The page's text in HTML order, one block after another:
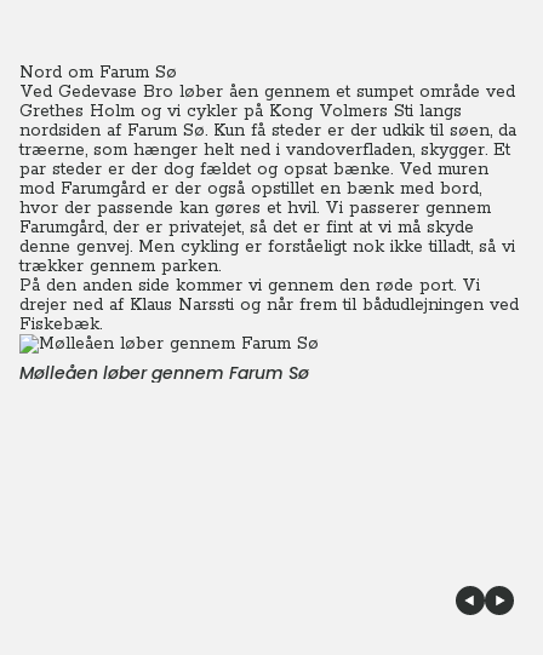
Nord om Farum Sø
Ved Gedevase Bro løber åen gennem et sumpet område ved
Grethes Holm og vi cykler på Kong Volmers Sti langs
nordsiden af Farum Sø. Kun få steder er der udkik til søen, da
træerne, som hænger helt ned i vandoverfladen, skygger. Et
par steder er der dog fældet og opsat bænke. Ved muren
mod Farumgård er der også opstillet en bænk med bord,
hvor der passende kan gøres et hvil. Vi passerer gennem
Farumgård, der er privatejet, så det er fint at vi må skyde
denne genvej. Men cykling er forståeligt nok ikke tilladt, så vi
trækker gennem parken.
På den anden side kommer vi gennem den røde port. Vi
drejer ned af Klaus Narssti og når frem til bådudlejningen ved
Fiskebæk.
Mølleåen løber gennem Farum Sø